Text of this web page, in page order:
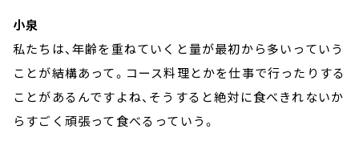
小泉
私たちは、年齢を重ねていくと量が最初から多いっていう
ことが結構あって。コース料理とかを仕事で行ったりする
ことがあるんですよね、そうすると絶対に食べきれないか
らすごく頑張って食べるっていう。